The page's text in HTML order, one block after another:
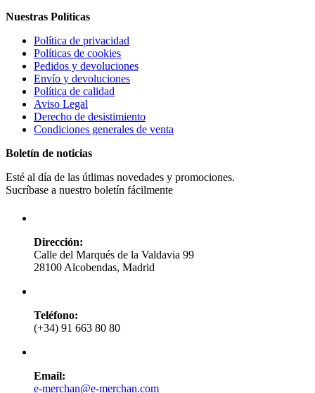
Nuestras Políticas
Política de privacidad
Políticas de cookies
Pedidos y devoluciones
Envío y devoluciones
Política de calidad
Aviso Legal
Derecho de desistimiento
Condiciones generales de venta
Boletín de noticias
Esté al día de las útlimas novedades y promociones.
Sucríbase a nuestro boletín fácilmente
Dirección:
Calle del Marqués de la Valdavia 99
28100 Alcobendas, Madrid
Teléfono:
(+34) 91 663 80 80
Email:
e-merchan@e-merchan.com